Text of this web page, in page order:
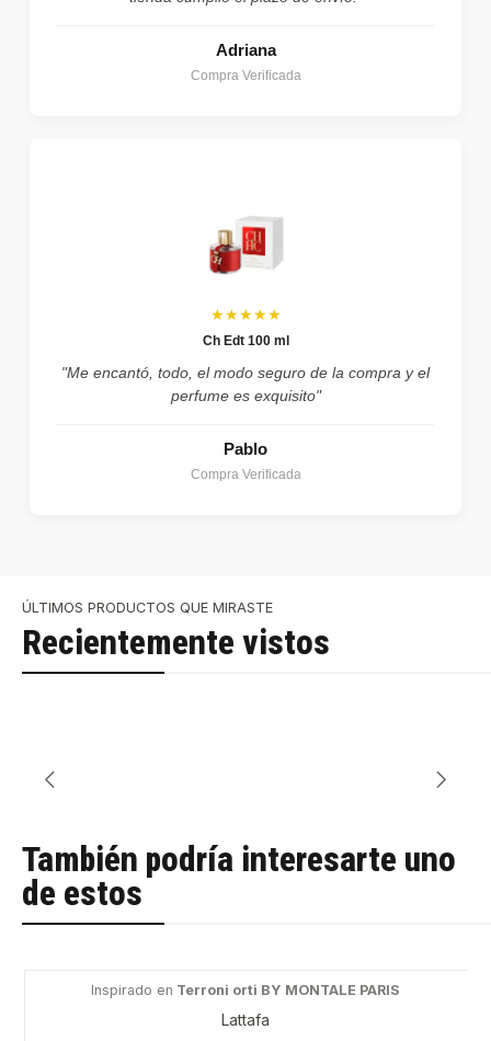
Adriana
Compra Verificada
★★★★★
Ch Edt 100 ml
"Me encantó, todo, el modo seguro de la compra y el
perfume es exquisito"
Pablo
Compra Verificada
ÚLTIMOS PRODUCTOS QUE MIRASTE
Recientemente vistos
También podría interesarte uno
de estos
Inspirado en Terroni orti BY MONTALE PARIS
Lattafa